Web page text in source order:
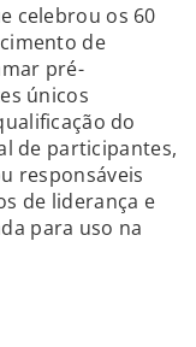
celebrou os 60
de
pré-
únicos
do
de participantes,
responsáveis
de liderança e
para uso na